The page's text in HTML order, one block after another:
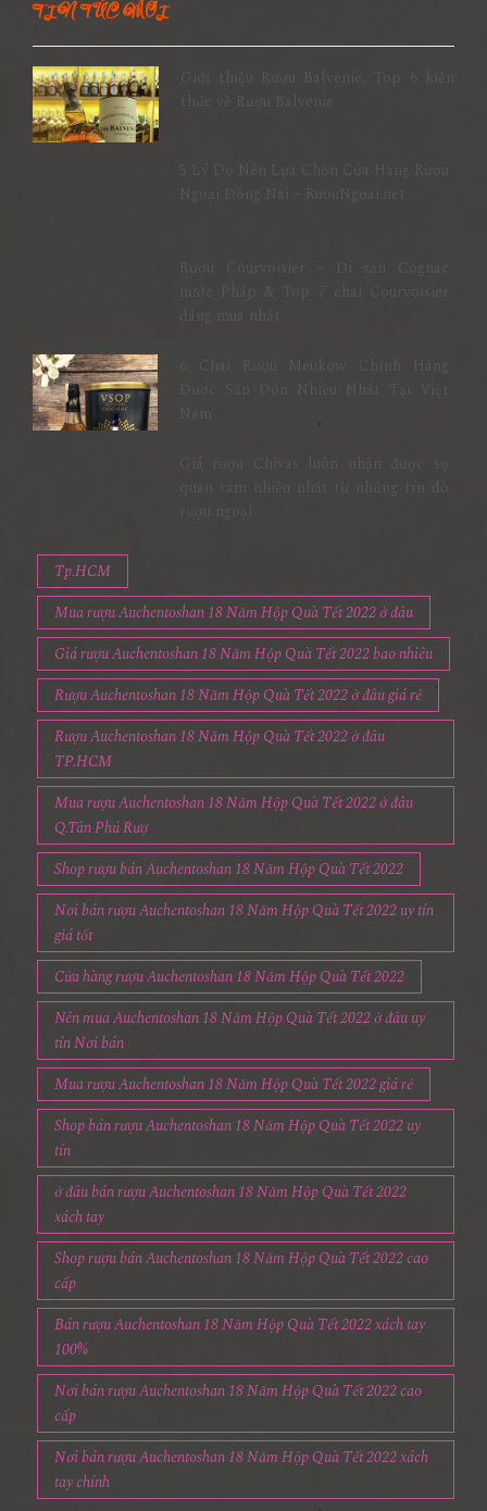
TIN TỨC MỚI
Rượu Courvoisier – Di sản Cognac
Tp.HCM
Mua rượu Auchentoshan 18 Năm Hộp Quà Tết 2022 ở đâu
Giá rượu Auchentoshan 18 Năm Hộp Quà Tết 2022 bao nhiêu
Rượu Auchentoshan 18 Năm Hộp Quà Tết 2022 ở đâu giá rẻ
Rượu Auchentoshan 18 Năm Hộp Quà Tết 2022 ở đâu
TP.HCM
Mua rượu Auchentoshan 18 Năm Hộp Quà Tết 2022 ở đâu
Q.Tân Phú Rượ
Shop rượu bán Auchentoshan 18 Năm Hộp Quà Tết 2022
Nơi bán rượu Auchentoshan 18 Năm Hộp Quà Tết 2022 uy tín
giá tốt
Cửa hàng rượu Auchentoshan 18 Năm Hộp Quà Tết 2022
Nên mua Auchentoshan 18 Năm Hộp Quà Tết 2022 ở đâu uy
tín Nơi bán
Mua rượu Auchentoshan 18 Năm Hộp Quà Tết 2022 giá rẻ
Shop bán rượu Auchentoshan 18 Năm Hộp Quà Tết 2022 uy
tín
ở đâu bán rượu Auchentoshan 18 Năm Hộp Quà Tết 2022
xách tay
Shop rượu bán Auchentoshan 18 Năm Hộp Quà Tết 2022 cao
cấp
Bán rượu Auchentoshan 18 Năm Hộp Quà Tết 2022 xách tay
100%
Nơi bán rượu Auchentoshan 18 Năm Hộp Quà Tết 2022 cao
cấp
Nơi bán rượu Auchentoshan 18 Năm Hộp Quà Tết 2022 xách
tay chính